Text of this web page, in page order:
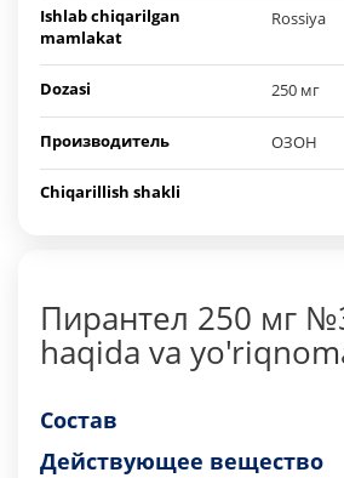
Ishlab chiqarilgan
mamlakat
Rossiya
Dozasi 250 мг
Производитель ОЗОН
Chiqarillish shakli
Пирантел 250 мг
haqida va
Состав
Действующее вещество